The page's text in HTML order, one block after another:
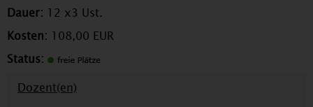
Dauer: 12 x3 Ust.
Kosten: 108,00 EUR
Status:
Dozent(en)